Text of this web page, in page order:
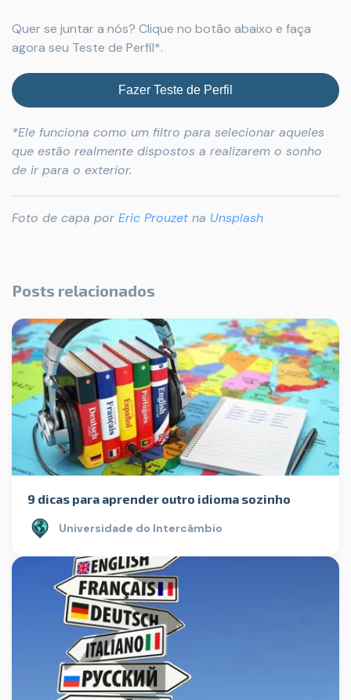
Quer se juntar a nós? Clique no botão abaixo e faça
agora seu Teste de Perfil*.
Fazer Teste de Perfil
*Ele funciona como um filtro para selecionar aqueles
que estão realmente dispostos a realizarem o sonho
de ir para o exterior.
Foto de capa por Eric Prouzetna Unsplash
Posts relacionados
9 dicas para aprender outro idioma sozinho
Universidade do Intercâmbio